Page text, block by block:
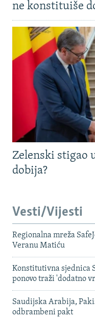
ne konstituiše
Zelenski stigao
dobija?
Vesti/Vijesti
Regionalna mreža
Veranu Matiću
Konstitutivna sjednica
ponovo traži 'dodatno
Saudijska Arabija,
odbrambeni pakt